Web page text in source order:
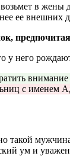
в жены
ее внешних
у него
с именем
такой
ум и